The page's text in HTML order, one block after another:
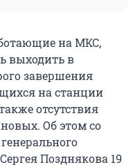
на МКС,
выходить в
завершения
на станции
отсутствия
Об этом со
Позднякова 19